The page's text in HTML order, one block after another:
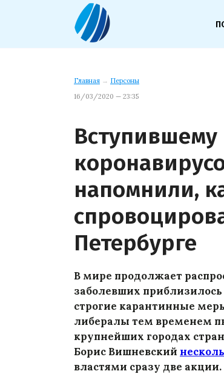
Главная → Персоны
16/03/2020 — 23:35
Вступившему
напомнили,
Петербурге
В мире продолжает
заболевших
строгие карантинные
либералы тем временем
крупнейших городах
Борис Вишневский
властями сразу две акции.